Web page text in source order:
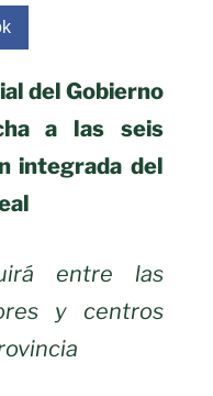
del Gobierno
a las seis
integrada del
entre las
y centros